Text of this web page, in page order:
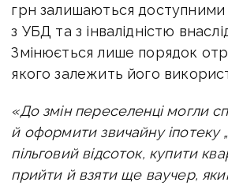
грн залишаються
з УБД та з інвалідністю
Змінюється лише порядок
якого залежить його
«До змін переселенці могли
й оформити звичайну іпотеку
пільговий відсоток, купити
прийти й взяти ще ваучер,